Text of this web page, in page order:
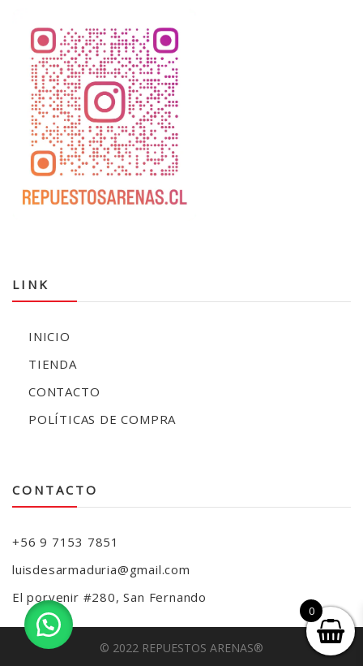
LINK
INICIO
TIENDA
CONTACTO
POLÍTICAS DE COMPRA
CONTACTO
+56 9 7153 7851
luisdesarmaduria@gmail.com
El porvenir #280, San Fernando
© 2022 REPUESTOS ARENAS®
0